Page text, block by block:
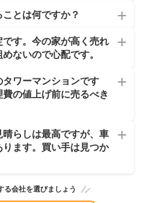
とは何ですか？
す。今の家が高く売れ
ないので心配です。
ワーマンションです
の値上げ前に売るべき
らしは最高ですが、車
ます。買い手は見つか
る会社を選びましょう